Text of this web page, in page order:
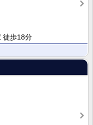
徒歩18分